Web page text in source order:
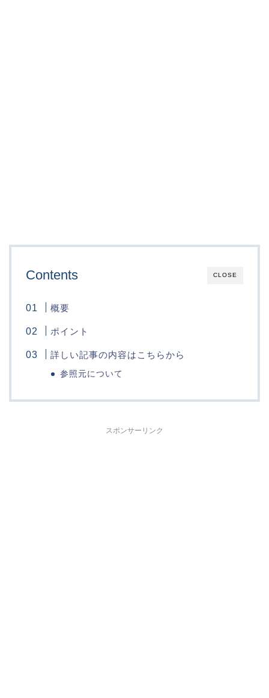
CLOSE
Contents
概要
ポイント
詳しい記事の内容はこちらから
参照元について
スポンサーリンク